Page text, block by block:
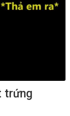
trứng